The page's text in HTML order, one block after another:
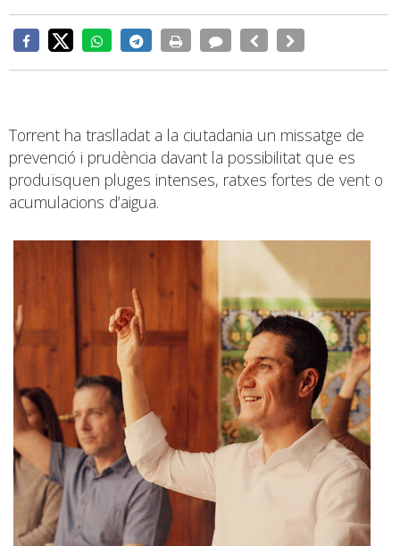
Torrent ha traslladat a la ciutadania un missatge de
prevenció i prudència davant la possibilitat que es
produïsquen pluges intenses, ratxes fortes de vent o
acumulacions d’aigua.